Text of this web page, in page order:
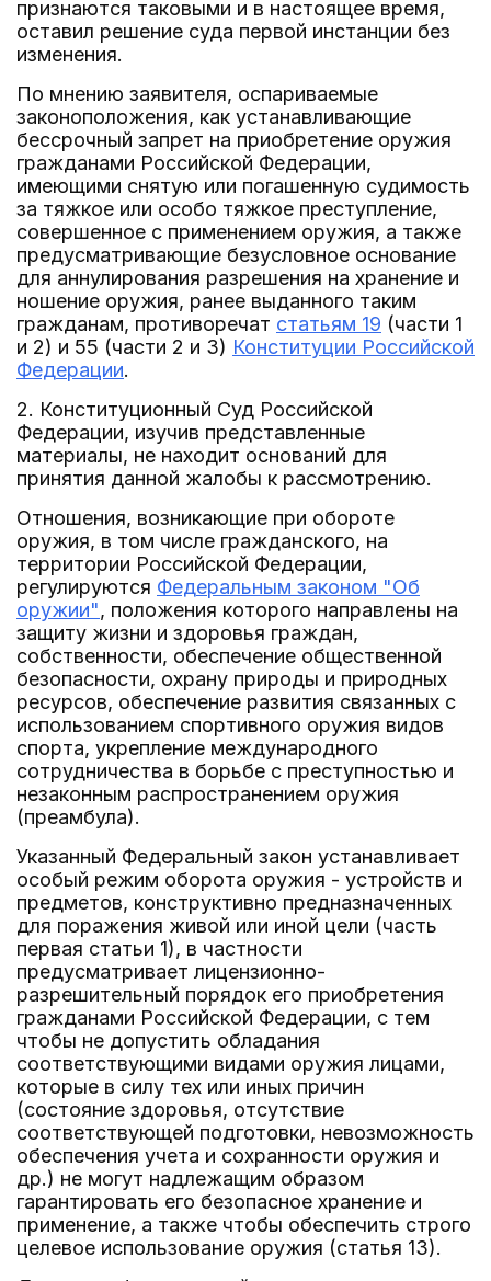
признаются таковыми и в настоящее время,
оставил решение суда первой инстанции без
изменения.
По мнению заявителя, оспариваемые
законоположения, как устанавливающие
бессрочный запрет на приобретение оружия
гражданами Российской Федерации,
имеющими снятую или погашенную судимость
за тяжкое или особо тяжкое преступление,
совершенное с применением оружия, а также
предусматривающие безусловное основание
для аннулирования разрешения на хранение и
ношение оружия, ранее выданного таким
гражданам, противоречат статьям 19 (части 1
и 2) и 55 (части 2 и 3) Конституции Российской
Федерации.
2. Конституционный Суд Российской
Федерации, изучив представленные
материалы, не находит оснований для
принятия данной жалобы к рассмотрению.
Отношения, возникающие при обороте
оружия, в том числе гражданского, на
территории Российской Федерации,
регулируются Федеральным законом "Об
оружии", положения которого направлены на
защиту жизни и здоровья граждан,
собственности, обеспечение общественной
безопасности, охрану природы и природных
ресурсов, обеспечение развития связанных с
использованием спортивного оружия видов
спорта, укрепление международного
сотрудничества в борьбе с преступностью и
незаконным распространением оружия
(преамбула).
Указанный Федеральный закон устанавливает
особый режим оборота оружия - устройств и
предметов, конструктивно предназначенных
для поражения живой или иной цели (часть
первая статьи 1), в частности
предусматривает лицензионно-
разрешительный порядок его приобретения
гражданами Российской Федерации, с тем
чтобы не допустить обладания
соответствующими видами оружия лицами,
которые в силу тех или иных причин
(состояние здоровья, отсутствие
соответствующей подготовки, невозможность
обеспечения учета и сохранности оружия и
др.) не могут надлежащим образом
гарантировать его безопасное хранение и
применение, а также чтобы обеспечить строго
целевое использование оружия (статья 13).